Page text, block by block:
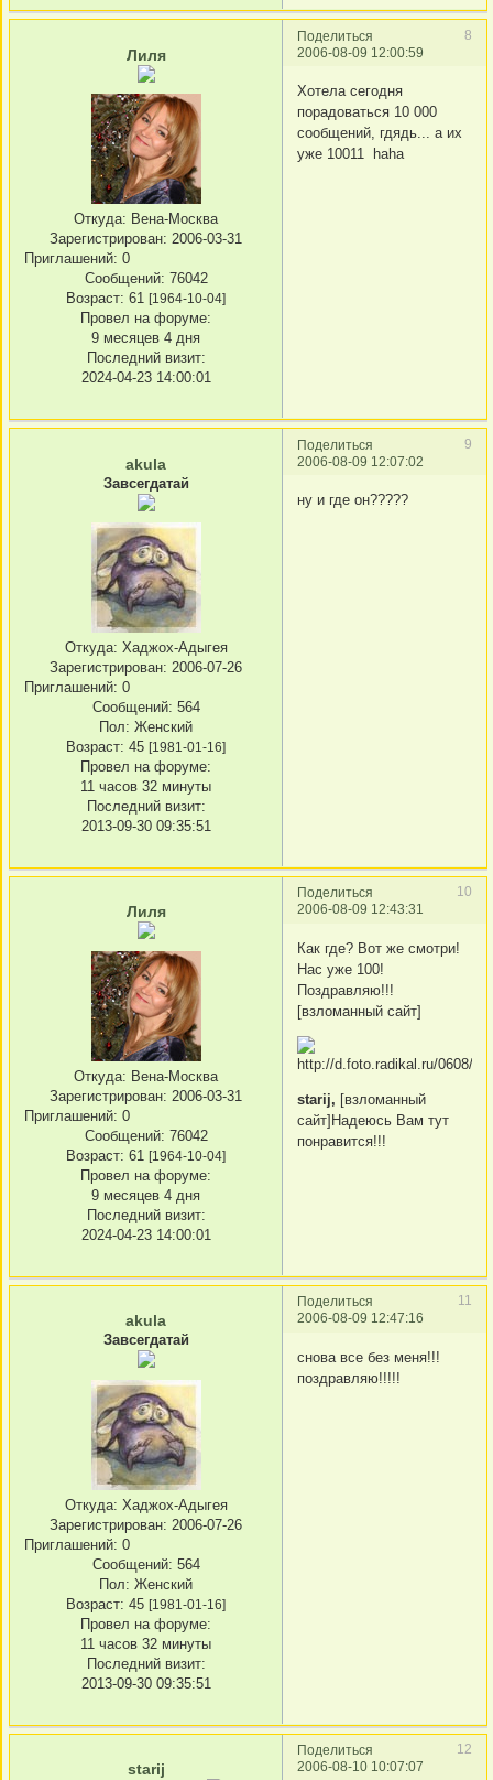
Поделиться
8
2006-08-09 12:00:59
Лиля
Откуда: Вена-Москва
Зарегистрирован: 2006-03-31
Приглашений: 0
Сообщений: 76042
Возраст: 61 [1964-10-04]
Провел на форуме:
9 месяцев 4 дня
Последний визит:
2024-04-23 14:00:01
Хотела сегодня
порадоваться 10 000
сообщений, гдядь... а их
уже 10011 haha
Поделиться
9
2006-08-09 12:07:02
akula
Завсегдатай
Откуда: Хаджох-Адыгея
Зарегистрирован: 2006-07-26
Приглашений: 0
Сообщений: 564
Пол: Женский
Возраст: 45 [1981-01-16]
Провел на форуме:
11 часов 32 минуты
Последний визит:
2013-09-30 09:35:51
ну и где он?????
Поделиться
10
2006-08-09 12:43:31
Лиля
Откуда: Вена-Москва
Зарегистрирован: 2006-03-31
Приглашений: 0
Сообщений: 76042
Возраст: 61 [1964-10-04]
Провел на форуме:
9 месяцев 4 дня
Последний визит:
2024-04-23 14:00:01
Как где? Вот же смотри!
Нас уже 100!
Поздравляю!!!
[взломанный сайт]
starij, [взломанный
сайт]Надеюсь Вам тут
понравится!!!
Поделиться
11
2006-08-09 12:47:16
akula
Завсегдатай
Откуда: Хаджох-Адыгея
Зарегистрирован: 2006-07-26
Приглашений: 0
Сообщений: 564
Пол: Женский
Возраст: 45 [1981-01-16]
Провел на форуме:
11 часов 32 минуты
Последний визит:
2013-09-30 09:35:51
снова все без меня!!!
поздравляю!!!!!
Поделиться
12
2006-08-10 10:07:07
starij